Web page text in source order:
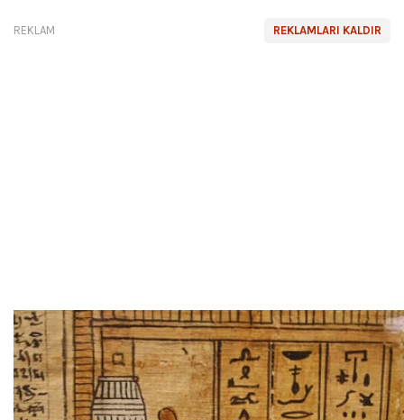
REKLAMLARI KALDIR
REKLAM